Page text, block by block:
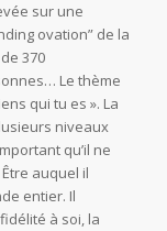
sur une
ovation” de la
370
Le thème
qui tu es ». La
niveaux
qu’il ne
auquel il
entier. Il
à soi, la